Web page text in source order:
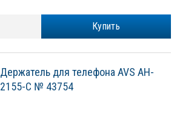
Купить
Держатель для телефона AVS AH-
2155-C № 43754